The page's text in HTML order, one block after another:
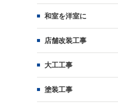
和室を洋室に
店舗改装工事
大工工事
塗装工事